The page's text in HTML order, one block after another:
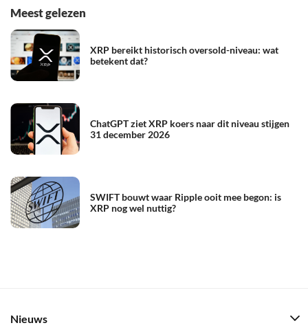
Meest gelezen
XRP bereikt historisch oversold-niveau: wat
betekent dat?
ChatGPT ziet XRP koers naar dit niveau stijgen
31 december 2026
SWIFT bouwt waar Ripple ooit mee begon: is
XRP nog wel nuttig?
Nieuws